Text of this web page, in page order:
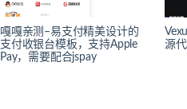
嘎嘎亲测–易支付精美设计的
支付收银台模板，支持Apple
Pay，需要配合jspay
源